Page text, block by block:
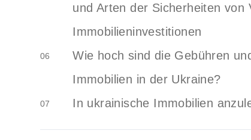
und Arten der Sicherheiten von
Immobilieninvestitionen
06
Wie hoch sind die Gebühren
Immobilien in der Ukraine?
07 In ukrainische Immobilien